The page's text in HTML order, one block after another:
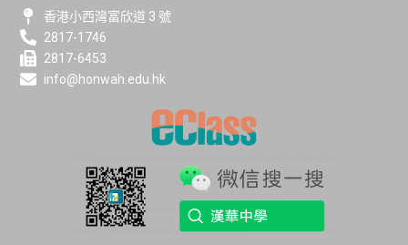
香港小西灣富欣道 3 號
2817-1746
2817-6453
info@honwah.edu.hk